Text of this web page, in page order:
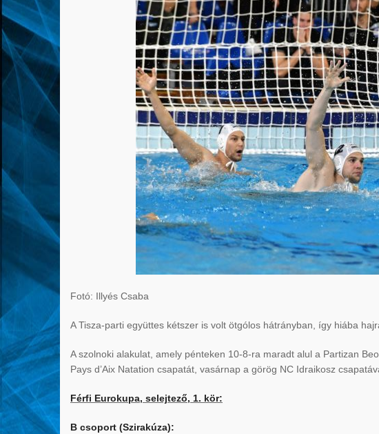
Fotó: Illyés Csaba
A Tisza-parti együttes kétszer is volt ötgólos hátrányban, így hiába
A szolnoki alakulat, amely pénteken 10-8-ra maradt alul a Partizan
Pays d’Aix Natation csapatát, vasárnap a görög NC Idraikosz
Férfi Eurokupa, selejtező, 1. kör:
B csoport (Szirakúza):